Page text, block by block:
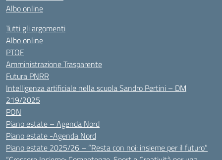
Albo online
Tutti gli argomenti
Albo online
PTOF
Amministrazione Trasparente
Futura PNRR
Intelligenza artificiale nella scuola Sandro Pertini – DM
219/2025
PON
Piano estate – Agenda Nord
Piano estate -Agenda Nord
Piano estate 2025/26 – “Resta con noi: insieme per il futuro”